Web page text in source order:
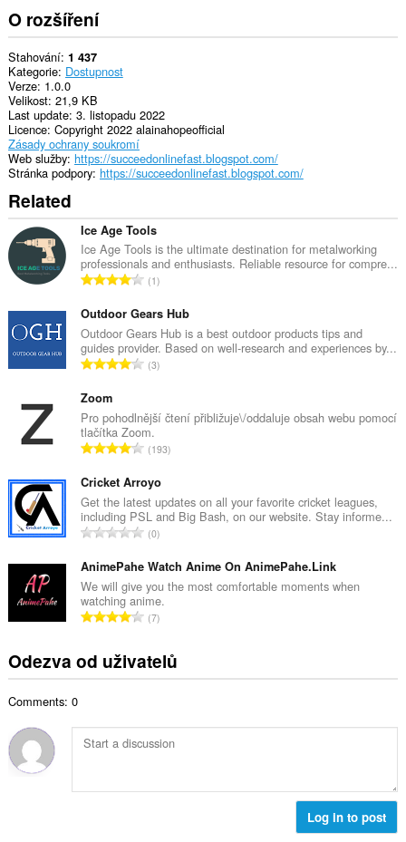
O rozšíření
Stahování 1 437
Kategorie Dostupnost
Verze 1.0.0
Velikost 21,9 KB
Last update 3. listopadu 2022
Licence Copyright 2022 alainahopeofficial
Zásady ochrany soukromí
Web služby https://succeedonlinefast.blogspot.com/
Stránka podpory https://succeedonlinefast.blogspot.com/
Related
Ice Age Tools
Ice Age Tools is the ultimate destination for metalworking
professionals and enthusiasts. Reliable resource for compre...
C
l
k
o
v
o
č
e
t
h
o
d
o
c
e
n
:
1
Outdoor Gears Hub
Outdoor Gears Hub is a best outdoor products tips and
guides provider. Based on well-research and experiences by...
C
k
o
v
p
o
č
e
t
h
o
d
o
c
í
:
3
Zoom
Pro pohodlnější čtení přibližuje\/oddaluje obsah webu pomocí
tlačítka Zoom.
C
l
k
o
v
p
o
č
e
h
o
o
n
193
Cricket Arroyo
Get the latest updates on all your favorite cricket leagues,
including PSL and Big Bash, on our website. Stay informe...
C
l
k
o
v
p
o
t
h
0
AnimePahe Watch Anime On AnimePahe.Link
We will give you the most comfortable moments when
watching anime.
C
k
ý
p
e
7
Odezva od uživatelů
Comments: 0
Log in to post